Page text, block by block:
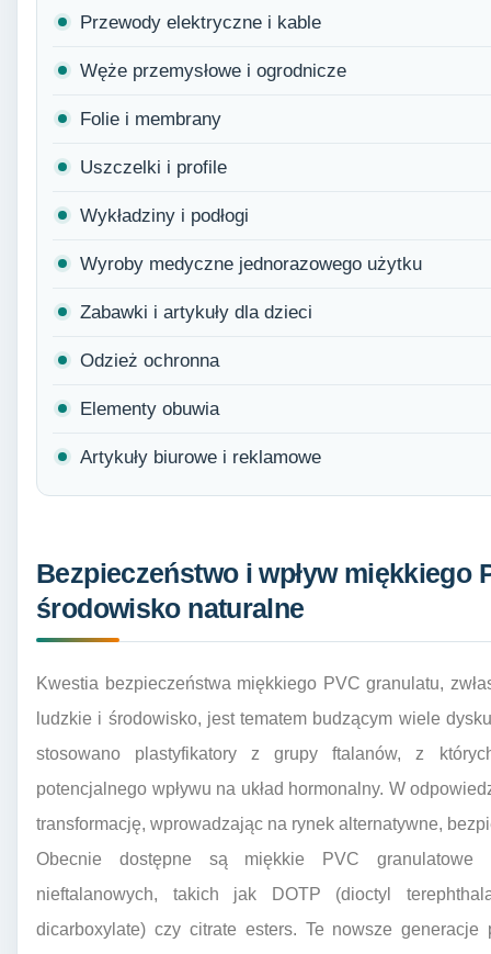
Przewody elektryczne i kable
Węże przemysłowe i ogrodnicze
Folie i membrany
Uszczelki i profile
Wykładziny i podłogi
Wyroby medyczne jednorazowego użytku
Zabawki i artykuły dla dzieci
Odzież ochronna
Elementy obuwia
Artykuły biurowe i reklamowe
Bezpieczeństwo i wpływ miękkiego
środowisko naturalne
Kwestia bezpieczeństwa miękkiego PVC granulatu,
ludzkie i środowisko, jest tematem budzącym wiele
stosowano plastyfikatory z grupy ftalanów, z
potencjalnego wpływu na układ hormonalny. W
transformację, wprowadzając na rynek alternatywne,
Obecnie dostępne są miękkie PVC granulatowe
nieftalanowych, takich jak DOTP (dioctyl
dicarboxylate) czy citrate esters. Te nowsze generacje